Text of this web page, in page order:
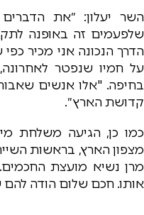
השר יעלון: ״את
שלפעמים זה באופנה
הדרך הנכונה אני מכיר
על חמיו שנפטר
בחיפה. "אלו אנשים
קדושת הארץ״.
כמו כן, הגיעה משלחת
מצפון הארץ, בראשות
מרן נשיא מועצת
אותו. חכם שלום הודה להם